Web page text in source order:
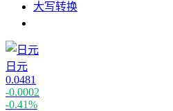
大写转换
日元
0.0481
-0.0002
-0.41%